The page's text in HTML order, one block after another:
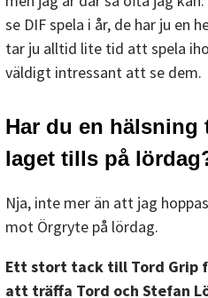
se DIF spela i år, de har ju en
tar ju alltid lite tid att spela
väldigt intressant att se dem.
Har du en hälsning
laget tills på
Nja, inte mer än att jag
mot Örgryte på lördag.
Ett stort tack till Tord Grip
att träffa Tord och Stefan